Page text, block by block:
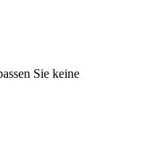
Sie keine